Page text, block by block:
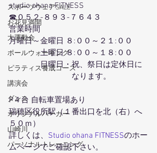
スポーツウェアSALE
お花見満開
大運動会
ポールウォーキング
ピラティス養成コース
講演会
ダンス
オリジナルパーカー
山崎川
パーソナルトレーニング
studio ohana FITNESS
☎０５２-８９３-７６４３
営業時間
月曜日～金曜日 ８:００～２１:００
土曜日 ８:００～１８:００
日曜日・祝、祭日は定休日に
なります。
P４台 自転車置場あり
瑞穂区役所駅（１番出口を北（右）へ
５０ｍ）
詳しくは、 Studio ohana FITNESSのホー
ムページでご確認下さい。